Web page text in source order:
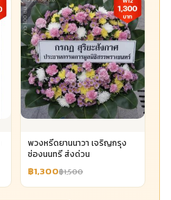
พวงหรีดยานนาวา เจริญกรุง
ช่องนนทรี ส่งด่วน
฿1,300฿1,500